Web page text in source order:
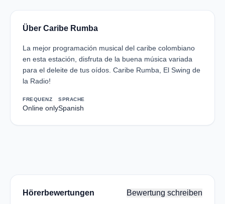
Über Caribe Rumba
La mejor programación musical del caribe colombiano
en esta estación, disfruta de la buena música variada
para el deleite de tus oídos. Caribe Rumba, El Swing de
la Radio!
FREQUENZ
Online only
SPRACHE
Spanish
Hörerbewertungen Bewertung schreiben